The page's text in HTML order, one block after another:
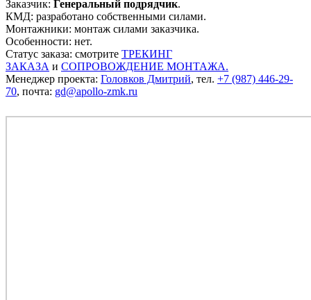
Заказчик: Генеральный подрядчик.
КМД: разработано собственными силами.
Монтажники: монтаж силами заказчика.
Особенности: нет.
Статус заказа: смотрите ТРЕКИНГ
ЗАКАЗА и СОПРОВОЖДЕНИЕ МОНТАЖА.
Менеджер проекта: Головков Дмитрий, тел. +7 (987) 446-29-
70, почта: gd@apollo-zmk.ru